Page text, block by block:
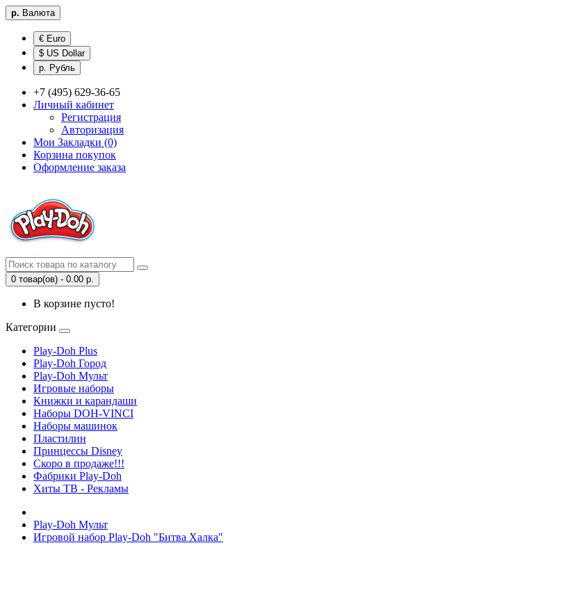
р. Валюта
€ Euro
$ US Dollar
р. Рубль
+7 (495) 629-36-65
Личный кабинет
Регистрация
Авторизация
Мои Закладки (0)
Корзина покупок
Оформление заказа
0 товар(ов) - 0.00 р.
В корзине пусто!
Категории
Play-Doh Plus
Play-Doh Город
Play-Doh Мульт
Игровые наборы
Книжки и карандаши
Наборы DOH-VINCI
Наборы машинок
Пластилин
Принцессы Disney
Скоро в продаже!!!
Фабрики Play-Doh
Хиты ТВ - Рекламы
Play-Doh Мульт
Игровой набор Play-Doh "Битва Халка"